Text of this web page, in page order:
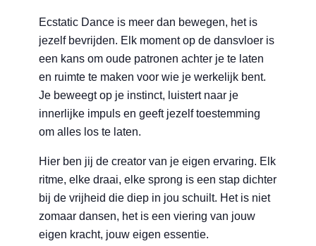
Ecstatic Dance is meer dan bewegen, het is
jezelf bevrijden. Elk moment op de dansvloer is
een kans om oude patronen achter je te laten
en ruimte te maken voor wie je werkelijk bent.
Je beweegt op je instinct, luistert naar je
innerlijke impuls en geeft jezelf toestemming
om alles los te laten.
Hier ben jij de creator van je eigen ervaring. Elk
ritme, elke draai, elke sprong is een stap dichter
bij de vrijheid die diep in jou schuilt. Het is niet
zomaar dansen, het is een viering van jouw
eigen kracht, jouw eigen essentie.